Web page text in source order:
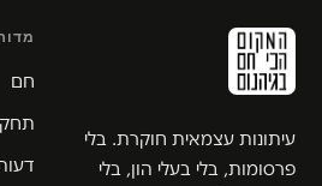
עיתונות עצמאית חוקרת. בלי
פרסומות, בלי בעלי הון, בלי
חם